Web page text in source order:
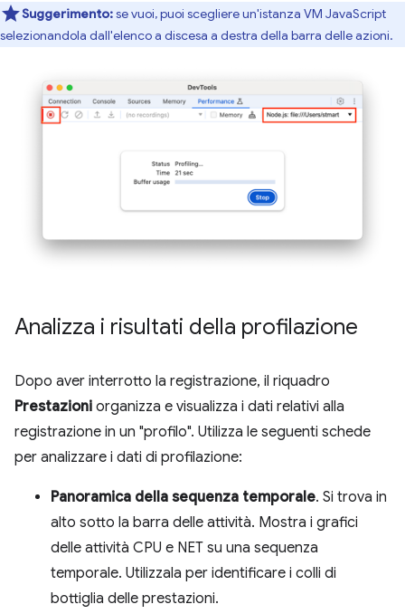
Suggerimento:se vuoi, puoi scegliere un'istanza VM JavaScript
selezionandola dall'elenco a discesa a destra della barra delle azioni.
Analizza i risultati della profilazione
Dopo aver interrotto la registrazione, il riquadro
Prestazioni organizza e visualizza i dati relativi alla
registrazione in un "profilo". Utilizza le seguenti schede
per analizzare i dati di profilazione:
Panoramica della sequenza temporale. Si trova in
alto sotto la barra delle attività. Mostra i grafici
delle attività CPU e NET su una sequenza
temporale. Utilizzala per identificare i colli di
bottiglia delle prestazioni.